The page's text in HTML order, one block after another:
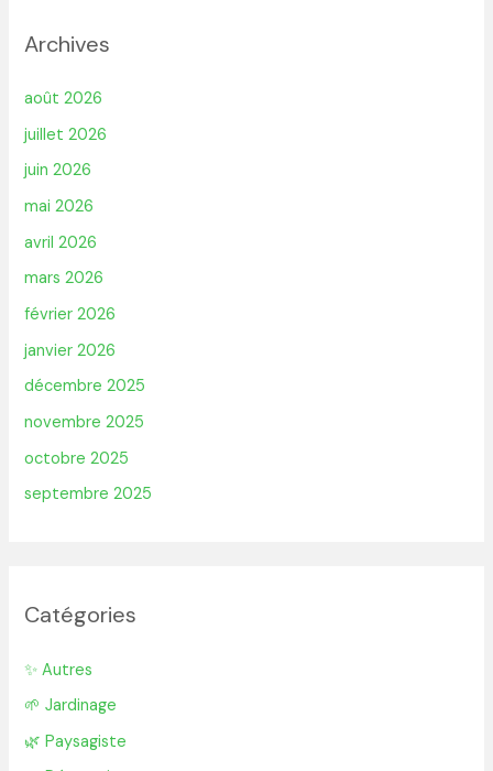
Archives
août 2026
juillet 2026
juin 2026
mai 2026
avril 2026
mars 2026
février 2026
janvier 2026
décembre 2025
novembre 2025
octobre 2025
septembre 2025
Catégories
✨ Autres
🌱 Jardinage
🌿 Paysagiste